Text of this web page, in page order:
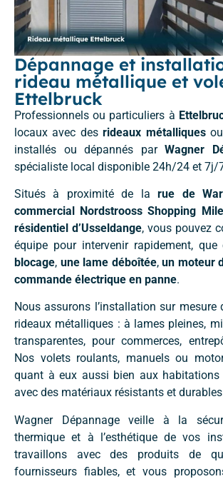
Dépannage et
rideau métallique et
Ettelbruck
Professionnels ou particuliers à
locaux avec desrideaux métalliquesou
installés ou dépannés par Wagner
spécialiste local disponible 24h/24 et 7j/
Situés à proximité de larue de
commercial Nordstrooss Shopping Mile
résidentiel d’Usseldange, vous pouvez
équipe pour intervenir rapidement,
blocage, une lame déboîtée, un moteur
commande électrique en panne.
Nous assurons l’installation sur mesure
rideaux métalliques : à lames pleines,
transparentes, pour commerces,
Nos volets roulants, manuels ou
quant à eux aussi bien aux habitations
avec des matériaux résistants et
Wagner Dépannage veille à la
thermique et à l’esthétique de vos
travaillons avec des produits de
fournisseurs fiables, et vous